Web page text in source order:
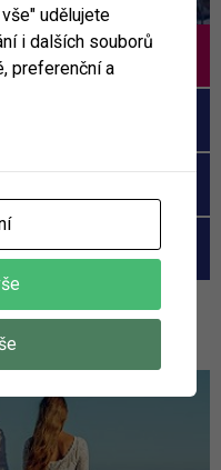
udělujete
i dalších souborů
preferenční a